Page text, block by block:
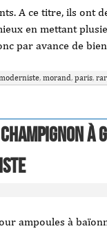
A ce titre, ils ont
en mettant
par avance de
, morand, paris,
champignon
ampoules à